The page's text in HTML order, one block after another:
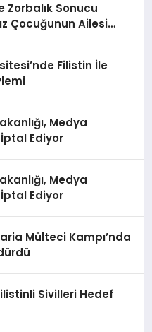
Zorbalık Sonucu
Çocuğunun Ailesi
Filistin İle
Medya
Ediyor
Medya
Ediyor
Mülteci Kampı’nda
Sivilleri Hedef